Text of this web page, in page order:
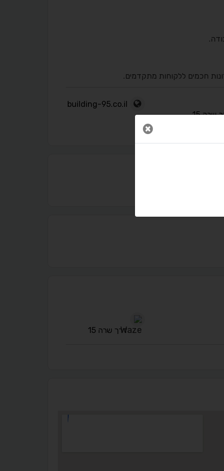
חכמים ללקוחות מתקדמים.
שרה 15
building-95.co.il
דרך שרה 15
סגור חלון
◑